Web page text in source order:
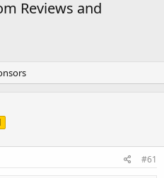
Reviews and
#61